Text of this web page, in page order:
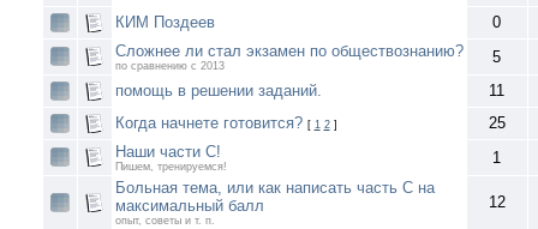
КИМ Поздеев
0
Сложнее ли стал экзамен по обществознанию?
по сравнению с 2013
5
помощь в решении заданий.
11
Когда начнете готовится? [ 1 2]
25
Наши части С!
Пишем, тренируемся!
1
Больная тема, или как написать часть С на
максимальный балл
опыт, советы и т. п.
12